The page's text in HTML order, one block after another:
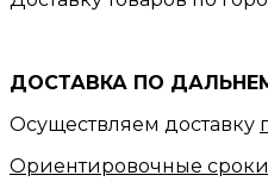
ДОСТАВКА ПО
Осуществляем доставку
Ориентировочные сроки